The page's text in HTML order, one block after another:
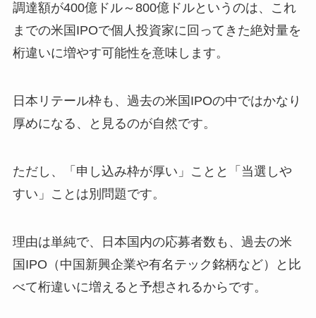
調達額が400億ドル～800億ドルというのは、これ
までの米国IPOで個人投資家に回ってきた絶対量を
桁違いに増やす可能性を意味します。
日本リテール枠も、過去の米国IPOの中ではかなり
厚めになる、と見るのが自然です。
ただし、「申し込み枠が厚い」ことと「当選しや
すい」ことは別問題です。
理由は単純で、日本国内の応募者数も、過去の米
国IPO（中国新興企業や有名テック銘柄など）と比
べて桁違いに増えると予想されるからです。